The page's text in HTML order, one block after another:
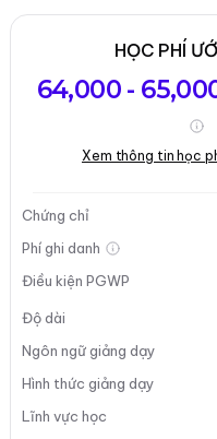
HỌC PHÍ
64,000 -
Xem thông tin học
Chứng chỉ
Phí ghi danh
Điều kiện PGWP
Độ dài
Ngôn ngữ giảng dạy
Hình thức giảng dạy
Lĩnh vực học